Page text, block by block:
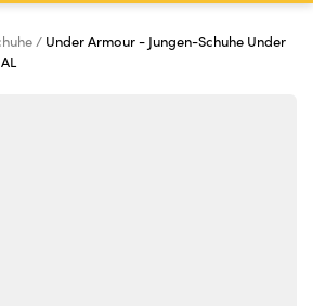
Under Armour - Jungen-Schuhe Under